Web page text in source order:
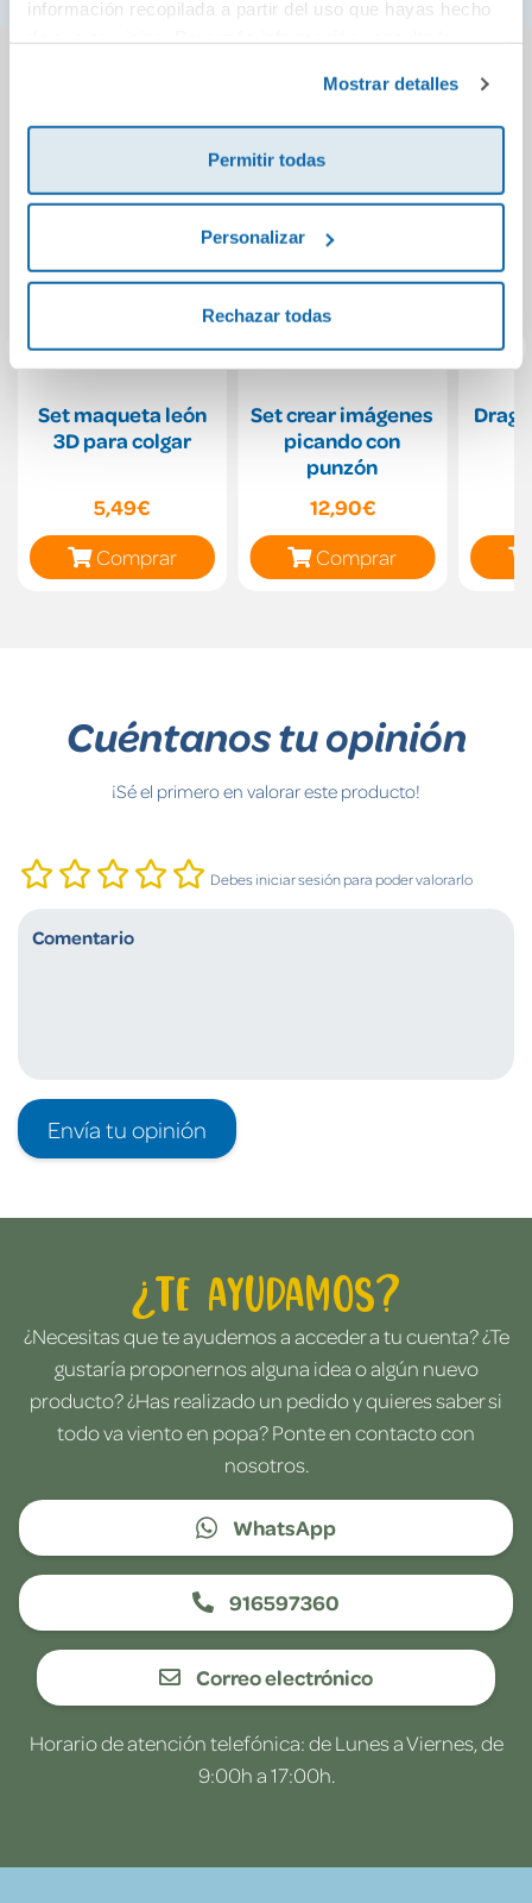
información recopilada a partir del uso que hayas hecho
Mostrar detalles
Permitir todas
Personalizar
Rechazar todas
Set maqueta león
3D para colgar
5,49€
Comprar
Set crear imágenes
picando con
punzón
12,90€
Comprar
Cuéntanos tu opinión
¡Sé el primero en valorar este producto!
Debes iniciar sesión para poder valorarlo
Envía tu opinión
¿Te ayudamos?
¿Necesitas que te ayudemos a acceder a tu cuenta? ¿Te
gustaría proponernos alguna idea o algún nuevo
producto? ¿Has realizado un pedido y quieres saber si
todo va viento en popa? Ponte en contacto con
nosotros.
WhatsApp
916597360
Correo electrónico
Horario de atención telefónica: de Lunes a Viernes, de
9:00h a 17:00h.